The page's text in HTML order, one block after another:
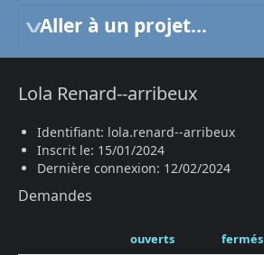
Aller à un projet...
Lola Renard--arribeux
Identifiant: lola.renard--arribeux
Inscrit le: 15/01/2024
Dernière connexion: 12/02/2024
Demandes
ouverts fermés